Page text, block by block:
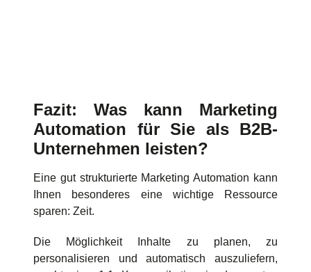
Fazit: Was kann Marketing
Automation für Sie als B2B-
Unternehmen leisten?
Eine gut strukturierte Marketing Automation kann
Ihnen besonderes eine wichtige Ressource
sparen: Zeit.
Die Möglichkeit Inhalte zu planen, zu
personalisieren und automatisch auszuliefern,